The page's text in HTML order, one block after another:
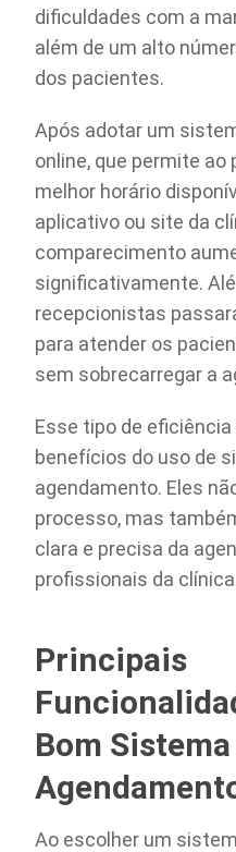
dificuldades com a
além de um alto
dos pacientes.
Após adotar um
online, que permite
melhor horário
aplicativo ou site da
comparecimento
significativamente.
recepcionistas
para atender os
sem sobrecarregar a
Esse tipo de
benefícios do uso de
agendamento. Eles
processo, mas
clara e precisa da
profissionais da
Principais
Bom
Ao escolher um